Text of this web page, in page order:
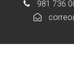
981 736